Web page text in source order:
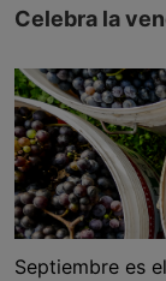
Celebra la
Septiembre es